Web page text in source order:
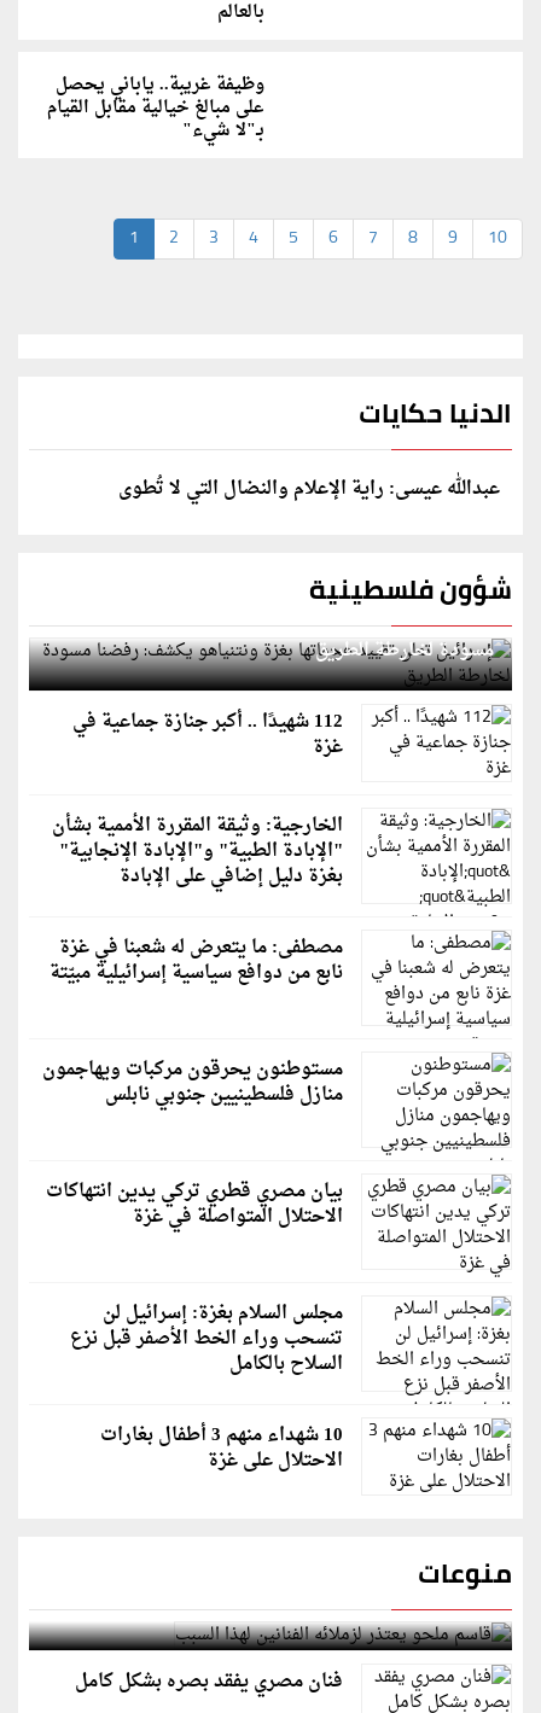
بالعالم
وظيفة غريبة.. ياباني يحصل
على مبالغ خيالية مقابل القيام
بـ"لا شيء"
1 2 3 4 5 6 7 8 9 10
الدنيا حكايات
عبدالله عيسى: راية الإعلام والنضال التي لا تُطوى
شؤون فلسطينية
إسرائيل تعلن تقييد هجماتها بغزة ونتنياهو يكشف: رفضنا
مسودة لخارطة الطريق
112 شهيدًا .. أكبر جنازة جماعية في
غزة
الخارجية: وثيقة المقررة الأممية بشأن
"الإبادة الطبية" و"الإبادة الإنجابية"
بغزة دليل إضافي على الإبادة
مصطفى: ما يتعرض له شعبنا في غزة
نابع من دوافع سياسية إسرائيلية مبيّتة
مستوطنون يحرقون مركبات ويهاجمون
منازل فلسطينيين جنوبي نابلس
بيان مصري قطري تركي يدين انتهاكات
الاحتلال المتواصلة في غزة
مجلس السلام بغزة: إسرائيل لن
تنسحب وراء الخط الأصفر قبل نزع
السلاح بالكامل
10 شهداء منهم 3 أطفال بغارات
الاحتلال على غزة
منوعات
قاسم ملحو يعتذر لزملائه الفنانين لهذا السبب
فنان مصري يفقد بصره بشكل كامل